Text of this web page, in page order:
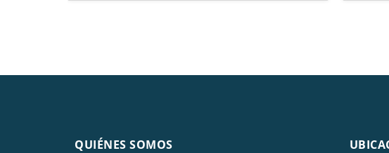
QUIÉNES SOMOS